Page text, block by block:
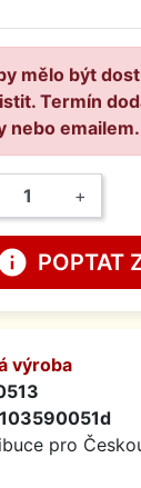
mělo být
Termín
nebo emailem.
+
POPTAT
výroba
103590051d
pro